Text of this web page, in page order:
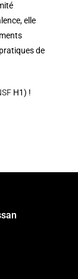
elle
de
H1) !